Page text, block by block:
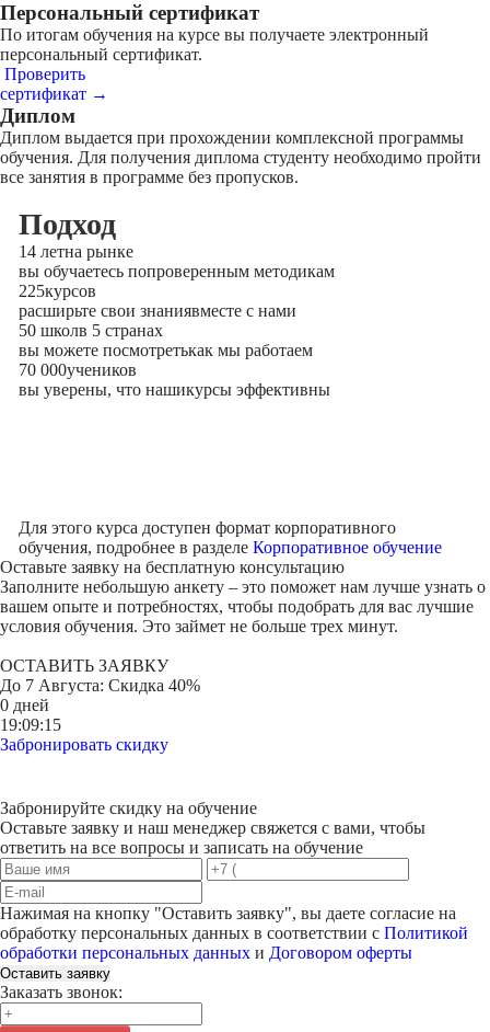
Персональный сертификат
По итогам обучения на курсе вы получаете электронный
персональный сертификат.
Проверить
сертификат →
Диплом
Диплом выдается при прохождении комплексной программы
обучения. Для получения диплома студенту необходимо пройти
все занятия в программе без пропусков.
Подход
14 летна рынке
вы обучаетесь попроверенным методикам
225курсов
расширьте свои знаниявместе с нами
50 школв 5 странах
вы можете посмотретькак мы работаем
70 000учеников
вы уверены, что нашикурсы эффективны
Для этого курса доступен формат корпоративного
обучения, подробнее в разделе Корпоративное обучение
Оставьте заявку на бесплатную консультацию
Заполните небольшую анкету – это поможет нам лучше узнать о
вашем опыте и потребностях, чтобы подобрать для вас лучшие
условия обучения. Это займет не больше трех минут.
ОСТАВИТЬ ЗАЯВКУ
До 7 Августа: Скидка 40%
0 дней
19:09:15
Забронировать скидку
Забронируйте скидку на обучение
Оставьте заявку и наш менеджер свяжется с вами, чтобы
ответить на все вопросы и записать на обучение
Нажимая на кнопку "Оставить заявку", вы даете согласие на
обработку персональных данных в соответствии с Политикой
обработки персональных данных и Договором оферты
Оставить заявку
Заказать звонок: